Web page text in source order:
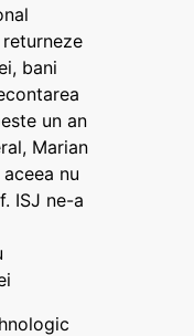
bani
un an
Marian
nu
ISJ ne-a